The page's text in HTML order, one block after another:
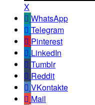
X
WhatsApp
Telegram
Pinterest
LinkedIn
Tumblr
Reddit
VKontakte
Mail